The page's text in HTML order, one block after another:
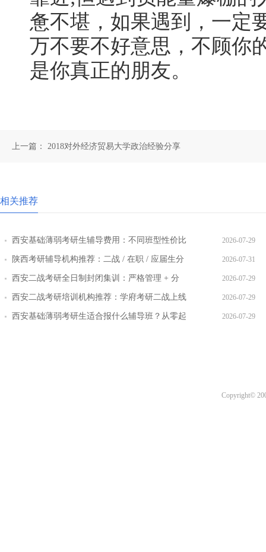
惫不堪，如果遇到，一定
万不要不好意思，不顾你
是你真正的朋友。
上一篇： 2018对外经济贸易大学政治经验分享
相关推荐
西安基础薄弱考研生辅导费用：不同班型性价比
对比
2026-07-29
陕西考研辅导机构推荐：二战 / 在职 / 应届生分
层教学方案
2026-07-31
西安二战考研全日制封闭集训：严格管理 + 分
层教学效果实测
2026-07-29
西安二战考研培训机构推荐：学府考研二战上线
率提升路径
2026-07-29
西安基础薄弱考研生适合报什么辅导班？从零起 2026-07-29
Copyright©